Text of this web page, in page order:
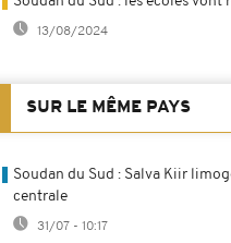
13/08/2024
SUR LE MÊME PAYS
Soudan du Sud : Salva Kiir
centrale
31/07 - 10:17